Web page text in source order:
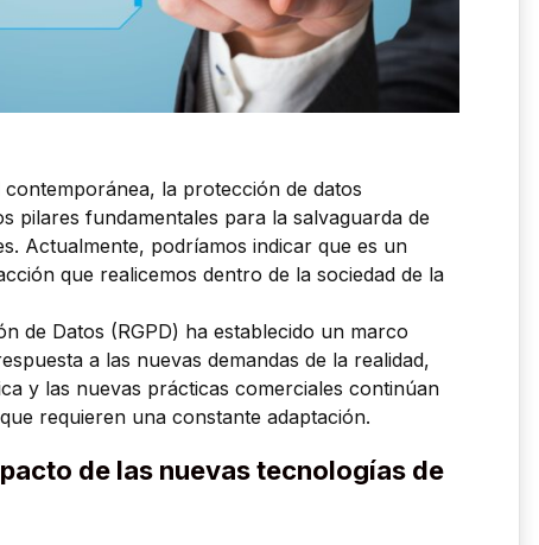
la protección de datos
pilares fundamentales para la salvaguarda de
Actualmente, podríamos indicar que es un
que realicemos dentro de la sociedad de la
de Datos (RGPD) ha establecido un marco
a las nuevas demandas de la realidad,
y las nuevas prácticas comerciales continúan
requieren una constante adaptación.
de las nuevas tecnologías de